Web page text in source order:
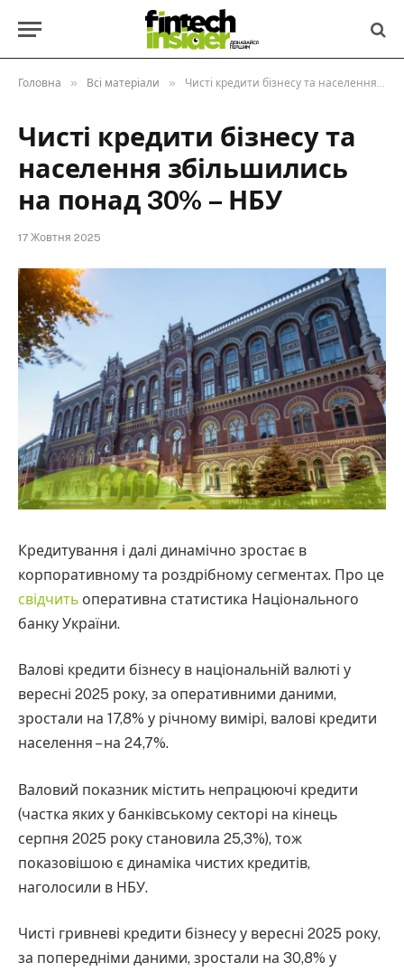
Головна » Всі матеріали » Чисті кредити бізнесу та населення збільшились на понад 30% – НБУ
Чисті кредити бізнесу та
населення збільшились
на понад 30% – НБУ
17 Жовтня 2025
Кредитування і далі динамічно зростає в
корпоративному та роздрібному сегментах. Про це
свідчить оперативна статистика Національного
банку України.
Валові кредити бізнесу в національній валюті у
вересні 2025 року, за оперативними даними,
зростали на 17,8% у річному вимірі, валові кредити
населення – на 24,7%.
Валовий показник містить непрацюючі кредити
(частка яких у банківському секторі на кінець
серпня 2025 року становила 25,3%), тож
показовішою є динаміка чистих кредитів,
наголосили в НБУ.
Чисті гривневі кредити бізнесу у вересні 2025 року,
за попередніми даними, зростали на 30,8% у